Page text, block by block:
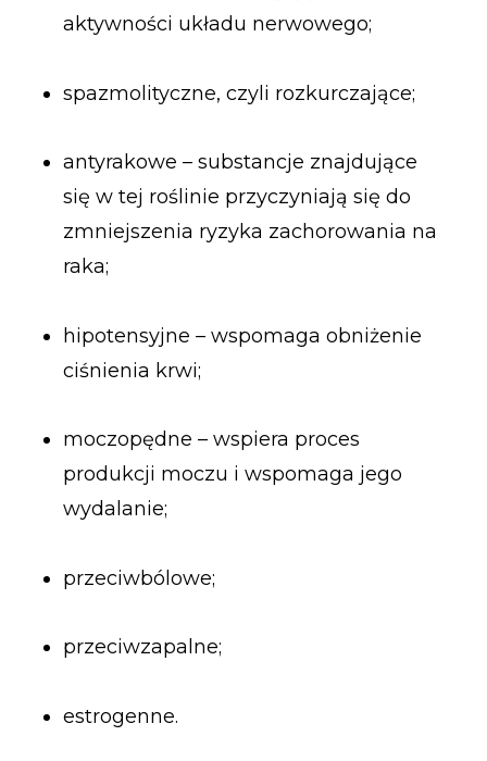
aktywności układu nerwowego;
spazmolityczne, czyli rozkurczające;
antyrakowe – substancje znajdujące
się w tej roślinie przyczyniają się do
zmniejszenia ryzyka zachorowania na
raka;
hipotensyjne – wspomaga obniżenie
ciśnienia krwi;
moczopędne – wspiera proces
produkcji moczu i wspomaga jego
wydalanie;
przeciwbólowe;
przeciwzapalne;
estrogenne.